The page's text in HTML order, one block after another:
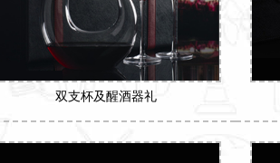
双支杯及醒酒器礼